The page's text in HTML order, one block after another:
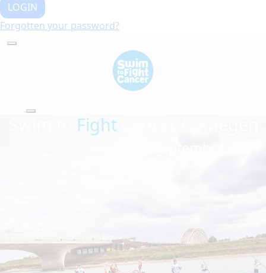
LOGIN
Forgotten your password?
Fight